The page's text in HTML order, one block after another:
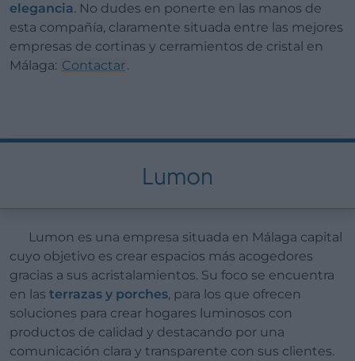
elegancia. No dudes en ponerte en las manos de
esta compañía, claramente situada entre las mejores
empresas de cortinas y cerramientos de cristal en
Málaga: Contactar.
Lumon
Lumon es una empresa situada en Málaga capital
cuyo objetivo es crear espacios más acogedores
gracias a sus acristalamientos. Su foco se encuentra
en las terrazas y porches, para los que ofrecen
soluciones para crear hogares luminosos con
productos de calidad y destacando por una
comunicación clara y transparente con sus clientes.